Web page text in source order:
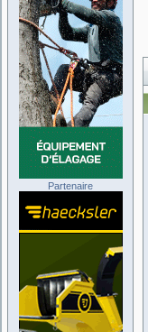
Partenaire